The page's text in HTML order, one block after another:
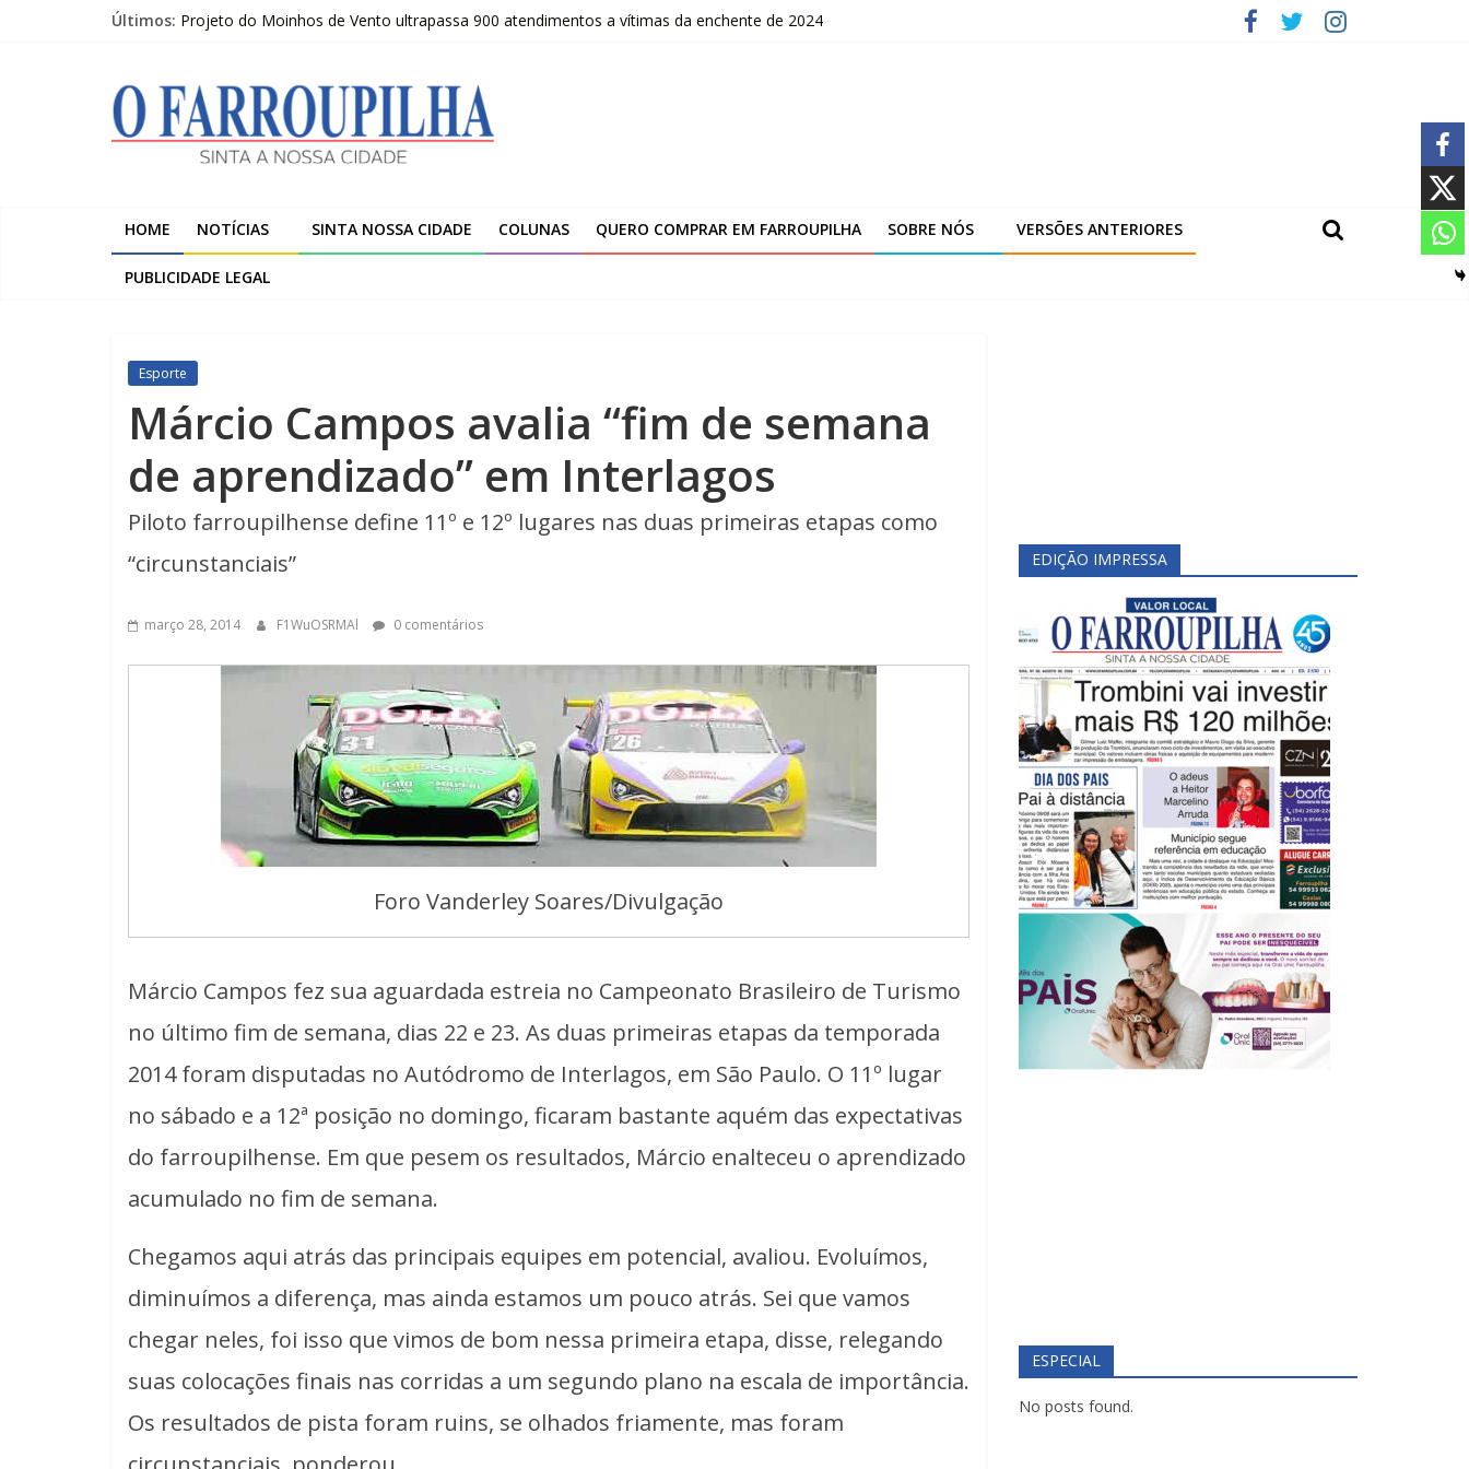
Últimos: Projeto do Moinhos de Vento ultrapassa 900 atendimentos a vítimas da enchente de 2024
Sicredi Serrana promove formação para profissionais de Apaes
Farroupilha recebe o 5º Festival de Inverno da Escola Pública de Música
O
Farroupilha
Nossa
Cidade
HOME NOTÍCIAS SINTA NOSSA CIDADE COLUNAS QUERO COMPRAR EM FARROUPILHA SOBRE NÓS VERSÕES ANTERIORES
PUBLICIDADE LEGAL
Esporte
Márcio Campos avalia “fim de semana
de aprendizado” em Interlagos
Piloto farroupilhense define 11º e 12º lugares nas duas primeiras etapas como
“circunstanciais”
março 28, 2014 F1WuOSRMAl 0 comentários
Foro Vanderley Soares/Divulgação
Márcio Campos fez sua aguardada estreia no Campeonato Brasileiro de Turismo
no último fim de semana, dias 22 e 23. As duas primeiras etapas da temporada
2014 foram disputadas no Autódromo de Interlagos, em São Paulo. O 11º lugar
no sábado e a 12ª posição no domingo, ficaram bastante aquém das expectativas
do farroupilhense. Em que pesem os resultados, Márcio enalteceu o aprendizado
acumulado no fim de semana.
Chegamos aqui atrás das principais equipes em potencial, avaliou. Evoluímos,
diminuímos a diferença, mas ainda estamos um pouco atrás. Sei que vamos
chegar neles, foi isso que vimos de bom nessa primeira etapa, disse, relegando
suas colocações finais nas corridas a um segundo plano na escala de importância.
Os resultados de pista foram ruins, se olhados friamente, mas foram
EDIÇÃO IMPRESSA
ESPECIAL
No posts found.